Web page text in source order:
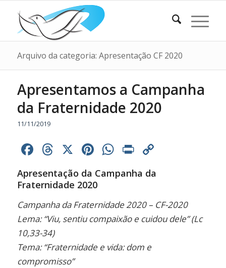
Arquivo da categoria: Apresentação CF 2020
Apresentamos a Campanha
da Fraternidade 2020
11/11/2019
Facebook
Threads
X Pinterest
WhatsApp
Print
Apresentação da Campanha da
Fraternidade 2020
Campanha da Fraternidade 2020 – CF-2020
Lema: “Viu, sentiu compaixão e cuidou dele” (Lc
10,33-34)
Tema: “Fraternidade e vida: dom e
compromisso”